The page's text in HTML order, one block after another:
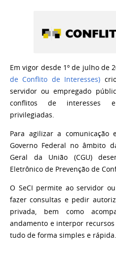
Em vigor desde 1º de julho de
de Conflito de Interesses)
servidor ou empregado
conflitos de interesses e
privilegiadas.
Para agilizar a
Governo Federal no âmbito
Geral da União (CGU)
Eletrônico de Prevenção de
O SeCI permite ao servidor
fazer consultas e pedir
privada, bem como
andamento e interpor
tudo de forma simples e rápida.